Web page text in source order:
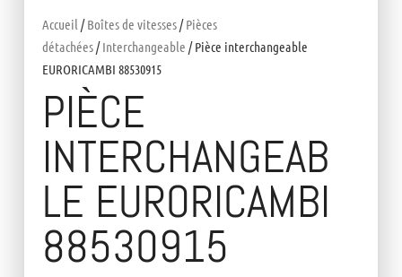
Accueil /Boîtes de vitesses/Pièces
détachées/Interchangeable / Pièce interchangeable
EURORICAMBI 88530915
PIÈCE
INTERCHANGEAB
LE EURORICAMBI
88530915